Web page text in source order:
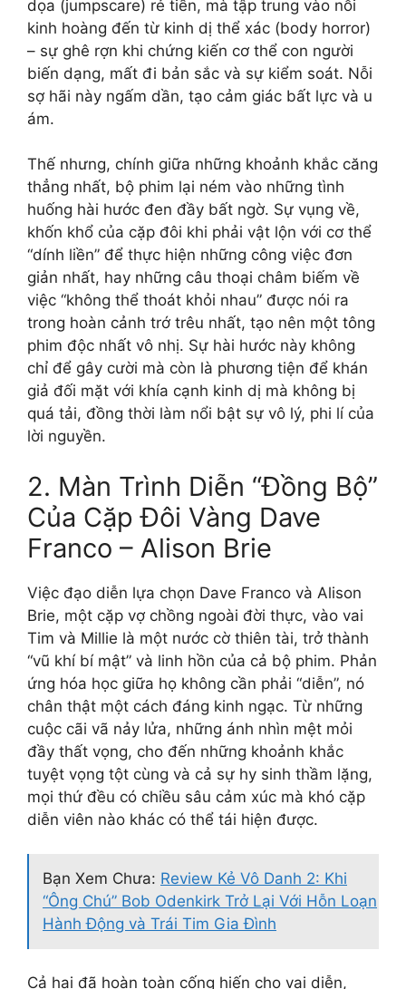
dọa (jumpscare) rẻ tiền, mà tập trung vào nỗi
kinh hoàng đến từ kinh dị thể xác (body horror)
– sự ghê rợn khi chứng kiến cơ thể con người
biến dạng, mất đi bản sắc và sự kiểm soát. Nỗi
sợ hãi này ngấm dần, tạo cảm giác bất lực và u
ám.
Thế nhưng, chính giữa những khoảnh khắc căng
thẳng nhất, bộ phim lại ném vào những tình
huống hài hước đen đầy bất ngờ. Sự vụng về,
khốn khổ của cặp đôi khi phải vật lộn với cơ thể
“dính liền” để thực hiện những công việc đơn
giản nhất, hay những câu thoại châm biếm về
việc “không thể thoát khỏi nhau” được nói ra
trong hoàn cảnh trớ trêu nhất, tạo nên một tông
phim độc nhất vô nhị. Sự hài hước này không
chỉ để gây cười mà còn là phương tiện để khán
giả đối mặt với khía cạnh kinh dị mà không bị
quá tải, đồng thời làm nổi bật sự vô lý, phi lí của
lời nguyền.
2. Màn Trình Diễn “Đồng Bộ”
Của Cặp Đôi Vàng Dave
Franco – Alison Brie
Việc đạo diễn lựa chọn Dave Franco và Alison
Brie, một cặp vợ chồng ngoài đời thực, vào vai
Tim và Millie là một nước cờ thiên tài, trở thành
“vũ khí bí mật” và linh hồn của cả bộ phim. Phản
ứng hóa học giữa họ không cần phải “diễn”, nó
chân thật một cách đáng kinh ngạc. Từ những
cuộc cãi vã nảy lửa, những ánh nhìn mệt mỏi
đầy thất vọng, cho đến những khoảnh khắc
tuyệt vọng tột cùng và cả sự hy sinh thầm lặng,
mọi thứ đều có chiều sâu cảm xúc mà khó cặp
diễn viên nào khác có thể tái hiện được.
Bạn Xem Chưa: Review Kẻ Vô Danh 2: Khi
“Ông Chú” Bob Odenkirk Trở Lại Với Hỗn Loạn
Hành Động và Trái Tim Gia Đình
Cả hai đã hoàn toàn cống hiến cho vai diễn,